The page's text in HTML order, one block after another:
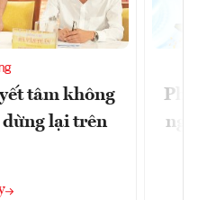
tâm không
dừng lại trên